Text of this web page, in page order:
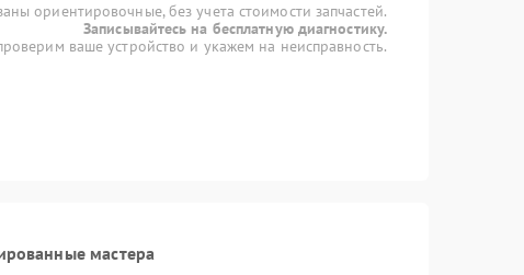
ориентировочные, без учета стоимости запчастей.
Записывайтесь на бесплатную диагностику.
ваше устройство и укажем на неисправность.
мастера